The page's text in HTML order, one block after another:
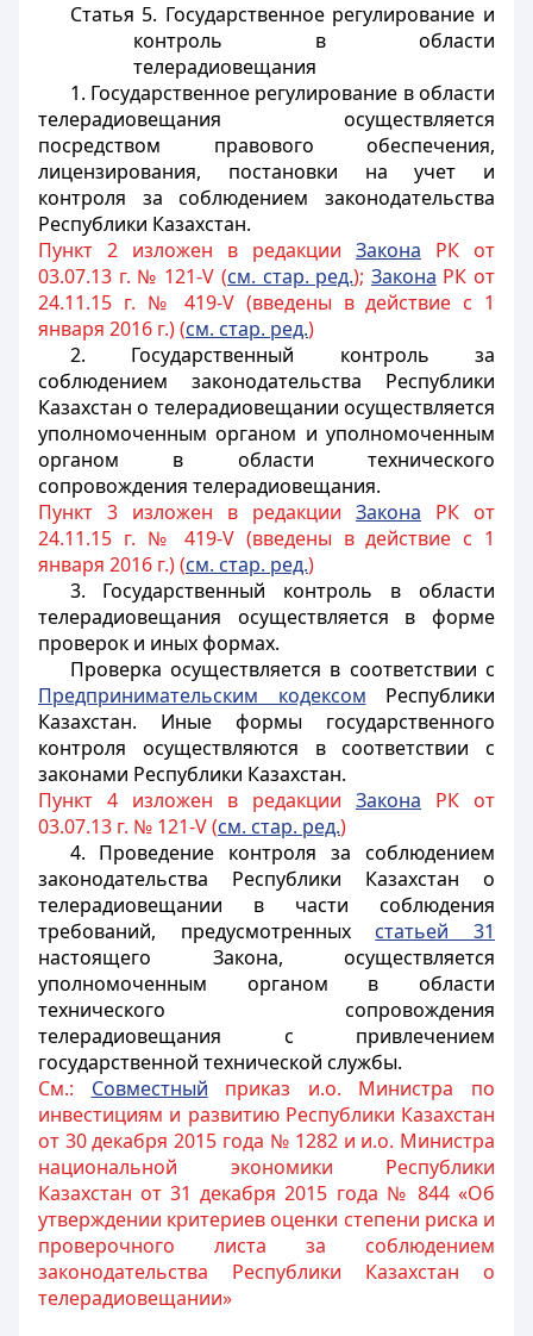
Статья 5. Государственное регулирование и
контроль в области
телерадиовещания
1. Государственное регулирование в области
телерадиовещания осуществляется
посредством правового обеспечения,
лицензирования, постановки на учет и
контроля за соблюдением законодательства
Республики Казахстан.
Пункт 2 изложен в редакции Закона РК от
03.07.13 г. № 121-V (см. стар. ред.); Закона РК от
24.11.15 г. № 419-V (введены в действие с 1
января 2016 г.) (см. стар. ред.)
2. Государственный контроль за
соблюдением законодательства Республики
Казахстан о телерадиовещании осуществляется
уполномоченным органом и уполномоченным
органом в области технического
сопровождения телерадиовещания.
Пункт 3 изложен в редакции Закона РК от
24.11.15 г. № 419-V (введены в действие с 1
января 2016 г.) (см. стар. ред.)
3. Государственный контроль в области
телерадиовещания осуществляется в форме
проверок и иных формах.
Проверка осуществляется в соответствии с
Предпринимательским кодексом Республики
Казахстан. Иные формы государственного
контроля осуществляются в соответствии с
законами Республики Казахстан.
Пункт 4 изложен в редакции Закона РК от
03.07.13 г. № 121-V (см. стар. ред.)
4. Проведение контроля за соблюдением
законодательства Республики Казахстан о
телерадиовещании в части соблюдения
требований, предусмотренных статьей 31
настоящего Закона, осуществляется
уполномоченным органом в области
технического сопровождения
телерадиовещания с привлечением
государственной технической службы.
См.: Совместный приказ и.о. Министра по
инвестициям и развитию Республики Казахстан
от 30 декабря 2015 года № 1282 и и.о. Министра
национальной экономики Республики
Казахстан от 31 декабря 2015 года № 844 «Об
утверждении критериев оценки степени риска и
проверочного листа за соблюдением
законодательства Республики Казахстан о
телерадиовещании»